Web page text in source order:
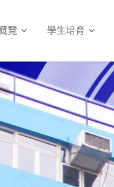
覽 學生培育